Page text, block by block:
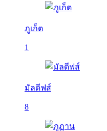
ภูเก็ต
1
มัลดีฟส์
8